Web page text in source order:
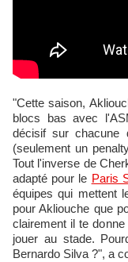
"Cette saison, Akliouche aura été plus en difficultés face à des
blocs bas avec
décisif sur
(seulement un
Tout l'inverse de
adapté pour le Paris
équipes qui mettent
pour Akliouche que
clairement il te
jouer au stade.
Bernardo Silva ?", a